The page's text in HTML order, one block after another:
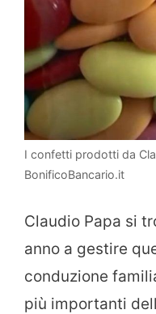
I confetti prodotti da
BonificoBancario.it
Claudio Papa si
anno a gestire
conduzione
più importanti